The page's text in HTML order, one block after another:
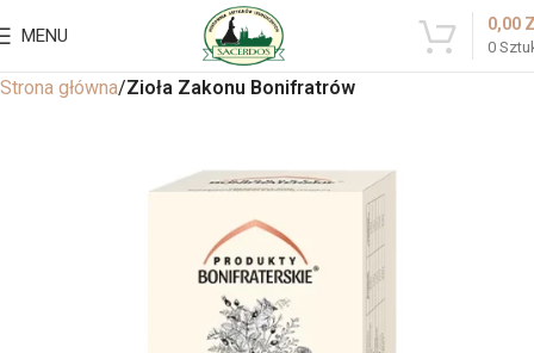
MENU
0
0,00
Strona główna Zioła Zakonu Bonifratrów